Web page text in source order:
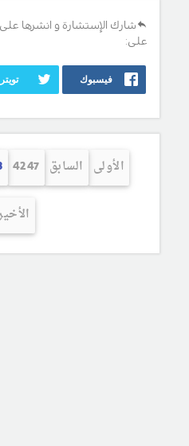
شارك الإستشارة و انشرها
على:
فيسبوك تويتر
الأولى السابق 4247